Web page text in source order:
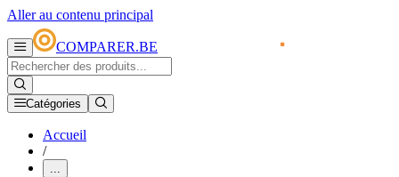
Aller au contenu principal
COMPARER.BE
Catégories
Accueil
/
...